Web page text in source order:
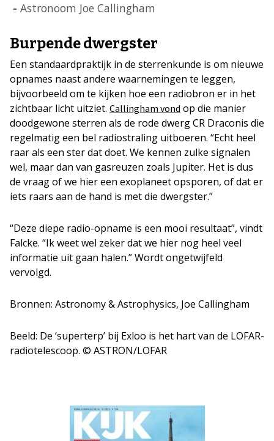
Astronoom Joe Callingham
Burpende dwergster
Een standaardpraktijk in de sterrenkunde is om nieuwe
opnames naast andere waarnemingen te leggen,
bijvoorbeeld om te kijken hoe een radiobron er in het
zichtbaar licht uitziet. Callingham vond op die manier
doodgewone sterren als de rode dwerg CR Draconis die
regelmatig een bel radiostraling uitboeren. “Echt heel
raar als een ster dat doet. We kennen zulke signalen
wel, maar dan van gasreuzen zoals Jupiter. Het is dus
de vraag of we hier een exoplaneet opsporen, of dat er
iets raars aan de hand is met die dwergster.”
“Deze diepe radio-opname is een mooi resultaat”, vindt
Falcke. “Ik weet wel zeker dat we hier nog heel veel
informatie uit gaan halen.” Wordt ongetwijfeld
vervolgd.
Bronnen: Astronomy & Astrophysics, Joe Callingham
Beeld: De ‘superterp’ bij Exloo is het hart van de LOFAR-
radiotelescoop. © ASTRON/LOFAR